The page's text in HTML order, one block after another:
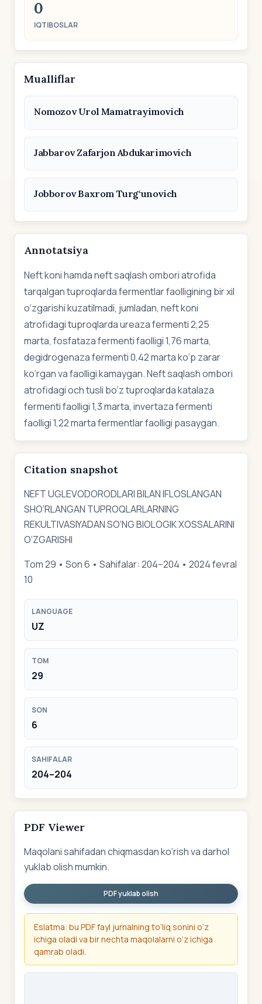
0
IQTIBOSLAR
Mualliflar
Nomozov Urol Mamatrayimovich
Jabbarov Zafarjon Abdukarimovich
Jobborov Baxrom Turg‘unovich
Annotatsiya
Neft koni hamda neft saqlash ombori atrofida
tarqalgan tuproqlarda fermentlar faolligining bir xil
o‘zgarishi kuzatilmadi, jumladan, neft koni
atrofidagi tuproqlarda ureaza fermenti 2,25
marta, fosfataza fermenti faolligi 1,76 marta,
degidrogenaza fermenti 0,42 marta ko‘p zarar
ko‘rgan va faolligi kamaygan. Neft saqlash ombori
atrofidagi och tusli bo‘z tuproqlarda katalaza
fermenti faolligi 1,3 marta, invertaza fermenti
faolligi 1,22 marta fermentlar faolligi pasaygan.
Citation snapshot
NEFT UGLEVODORODLARI BILAN IFLOSLANGAN
SHO‘RLANGAN TUPROQLARLARNING
REKULTIVASIYADAN SO‘NG BIOLOGIK XOSSALARINI
O‘ZGARISHI
Tom 29 • Son 6 • Sahifalar: 204–204 • 2024 fevral
10
LANGUAGE
UZ
TOM
29
SON
6
SAHIFALAR
204–204
PDF Viewer
Maqolani sahifadan chiqmasdan ko‘rish va darhol
yuklab olish mumkin.
PDF yuklab olish
Eslatma: bu PDF fayl jurnalning to‘liq sonini o‘z
ichiga oladi va bir nechta maqolalarni o‘z ichiga
qamrab oladi.